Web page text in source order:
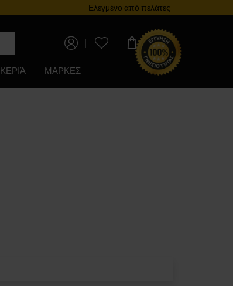
Πρόγραμμα επιβράβευσηςΕλεγμένο από πελάτες
0,00 €
ΚΕΡΙΆ ΜΑΡΚΕΣ